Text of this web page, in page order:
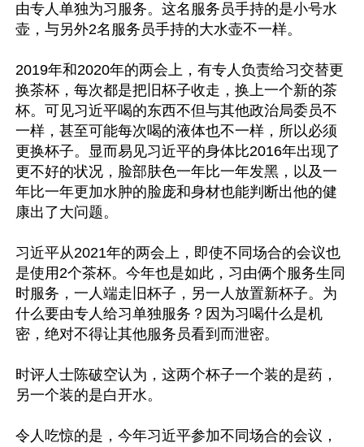
由专人单独为习服务。这名服务员手持的是小号水
壶，与另外2名服务员手持的大水壶不一样。
2019年和2020年的两会上，有专人负责给习交替更
换茶杯，每次都是把旧杯子收走，换上一个新的茶
杯。可见习近平喝的东西不但与其他政治局委员不
一样，甚至可能每次喝的液体也不一样，所以必须
更换杯子。显而易见习近平的身体比2016年出现了
更不好的状况，脸部肤色一年比一年发黑，以及一
年比一年更加水肿的脸庞和身材也能判断出他的健
康出了大问题。
习近平从2021年的两会上，即使不同场合的会议也
是使用2个茶杯。今年也是如此，习由俩个服务生同
时服务，一人端走旧杯子，另一人放置新杯子。为
什么要由专人给习单独服务？因为习喝什么是机
密，绝对不得让其他服务员看到而泄密。
时评人士陈破空认为，这两个杯子一个装的是药，
另一个装的是白开水。
令人吃惊的是，今年习近平参加不同场合的会议，